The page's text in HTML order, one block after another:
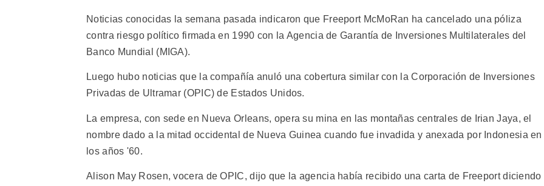
Noticias conocidas la semana pasada indicaron que Freeport McMoRan ha cancelado una póliza
contra riesgo político firmada en 1990 con la Agencia de Garantía de Inversiones Multilaterales del
Banco Mundial (MIGA).
Luego hubo noticias que la compañía anuló una cobertura similar con la Corporación de Inversiones
Privadas de Ultramar (OPIC) de Estados Unidos.
La empresa, con sede en Nueva Orleans, opera su mina en las montañas centrales de Irian Jaya, el
nombre dado a la mitad occidental de Nueva Guinea cuando fue invadida y anexada por Indonesia en
los años '60.
Alison May Rosen, vocera de OPIC, dijo que la agencia había recibido una carta de Freeport diciendo